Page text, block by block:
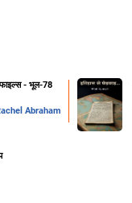
- भूल-78
Abraham